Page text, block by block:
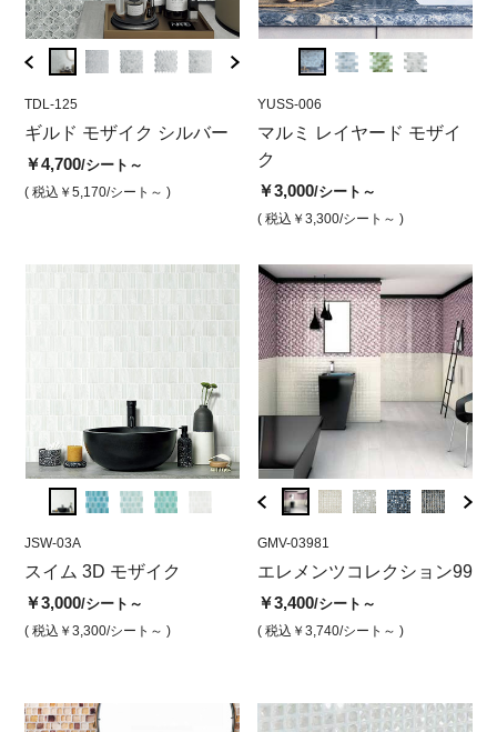
TDL-125
ギルド モザイク シルバー
￥4,700/シート～
( 税込￥5,170/シート～ )
TDL-125
ギルドモザイク シルバー
スクエア
￥4,700/シート
( 税込￥5,170/シート )
ギル
YUSS-005
マルミレイヤードモザイク
ホワイト
￥3,000/シート
YUSS-006
マルミ レイヤード モザイ
ク
￥3,000/シート～
( 税込￥3,300/シート～ )
JSW-03A
スイム 3D モザイク
￥3,000/シート～
( 税込￥3,300/シート～ )
JSW-03A
スイムスリーディーモザイ
ク スカイブルー
￥3,000/シート
スイ
GMV-50184
エレメンツコレクション
アウラスカイ
￥3,400/シート
GMV-03981
エレメンツコレクション99
￥3,400/シート～
( 税込￥3,740/シート～ )